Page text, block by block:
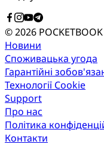
© 2026 POCKETBOOK
Новини
Споживацька угода
Гарантійні
Технології Cookie
Support
Про нас
Політика
Контакти